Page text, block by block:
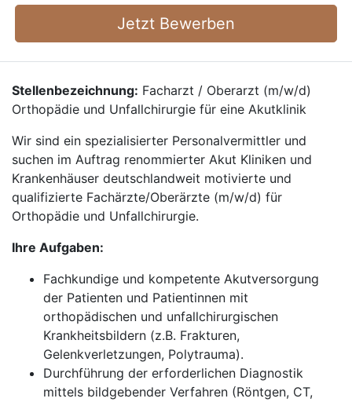
Jetzt Bewerben
Stellenbezeichnung: Facharzt / Oberarzt (m/w/d)
Orthopädie und Unfallchirurgie für eine Akutklinik
Wir sind ein spezialisierter Personalvermittler und
suchen im Auftrag renommierter Akut Kliniken und
Krankenhäuser deutschlandweit motivierte und
qualifizierte Fachärzte/Oberärzte (m/w/d) für
Orthopädie und Unfallchirurgie.
Ihre Aufgaben:
Fachkundige und kompetente Akutversorgung
der Patienten und Patientinnen mit
orthopädischen und unfallchirurgischen
Krankheitsbildern (z.B. Frakturen,
Gelenkverletzungen, Polytrauma).
Durchführung der erforderlichen Diagnostik
mittels bildgebender Verfahren (Röntgen, CT,